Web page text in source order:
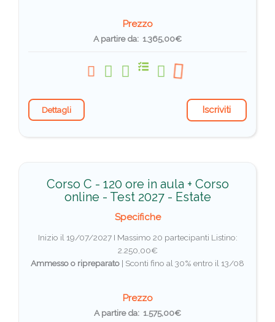
Prezzo
A partire da: 1.365,00€
Dettagli Iscriviti
Corso C - 120 ore in aula + Corso
online - Test 2027 - Estate
Specifiche
Inizio il 19/07/2027 I Massimo 20 partecipanti Listino:
2.250,00€
Ammesso o ripreparato | Sconti fino al 30% entro il 13/08
Prezzo
A partire da: 1.575,00€